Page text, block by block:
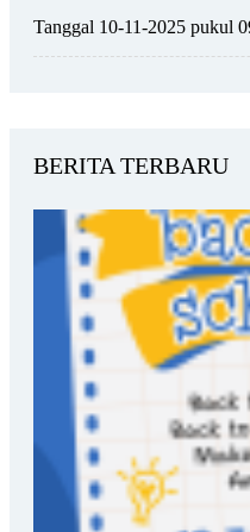
Tanggal 10-11-2025 pukul
BERITA TERBARU